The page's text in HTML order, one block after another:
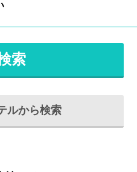
索
ルから検索